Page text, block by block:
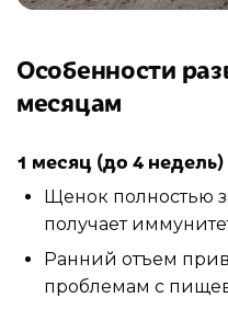
Особенности
месяцам
1 месяц (до 4 недель)
Щенок полностью
получает
Ранний отъем
проблемам с